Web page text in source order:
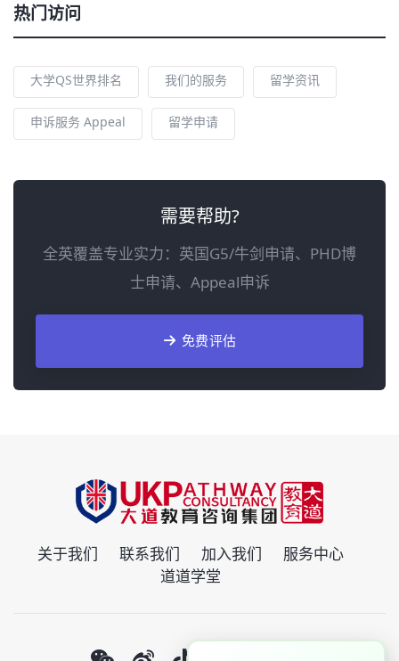
热门访问
大学QS世界排名 我们的服务 留学资讯
申诉服务 Appeal 留学申请
需要帮助?
全英覆盖专业实力：英国G5/牛剑申请、PHD博
士申请、Appeal申诉
免费评估
关于我们 联系我们 加入我们
服务中心
道道学堂